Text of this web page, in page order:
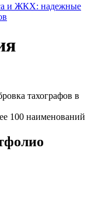
и ЖКХ: надежные
тахографов в
100 наименований